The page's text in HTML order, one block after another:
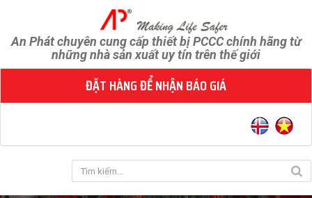
An Phát chuyên cung cấp thiết bị PCCC chính hãng từ
những nhà sản xuất uy tín trên thế giới
ĐẶT HÀNG ĐỂ NHẬN BÁO GIÁ